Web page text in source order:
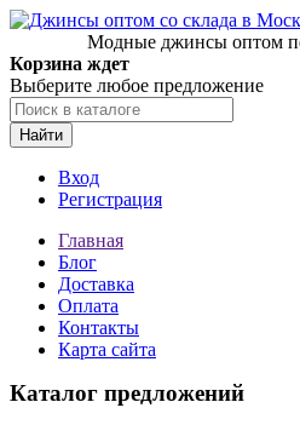
Модные джинсы оптом
Корзина ждет
Выберите любое предложение
Найти
Вход
Регистрация
Главная
Блог
Доставка
Оплата
Контакты
Карта сайта
Каталог предложений